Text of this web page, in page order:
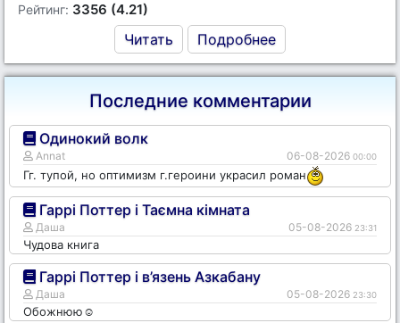
Рейтинг: 3356 (4.21)
Читать Подробнее
Последние комментарии
Одинокий волк
Annat 06-08-2026 00:00
Гг. тупой, но оптимизм г.героини украсил роман
Гаррі Поттер і Таємна кімната
Даша 05-08-2026 23:31
Чудова книга
Гаррі Поттер і в’язень Азкабану
Даша 05-08-2026 23:30
Обожнюю☺️